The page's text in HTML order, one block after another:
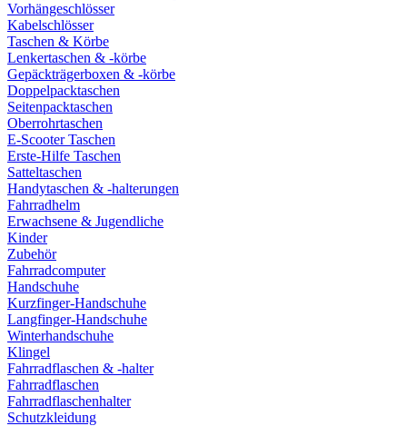
Vorhängeschlösser
Kabelschlösser
Taschen & Körbe
Lenkertaschen & -körbe
Gepäckträgerboxen & -körbe
Doppelpacktaschen
Seitenpacktaschen
Oberrohrtaschen
E-Scooter Taschen
Erste-Hilfe Taschen
Satteltaschen
Handytaschen & -halterungen
Fahrradhelm
Erwachsene & Jugendliche
Kinder
Zubehör
Fahrradcomputer
Handschuhe
Kurzfinger-Handschuhe
Langfinger-Handschuhe
Winterhandschuhe
Klingel
Fahrradflaschen & -halter
Fahrradflaschen
Fahrradflaschenhalter
Schutzkleidung